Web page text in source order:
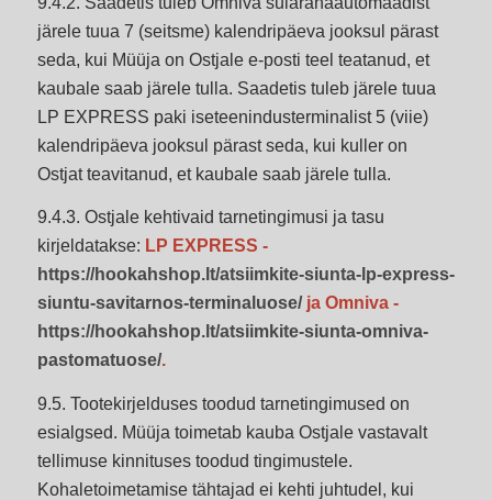
järele tuua 7 (seitsme) kalendripäeva jooksul pärast
seda, kui Müüja on Ostjale e-posti teel teatanud, et
kaubale saab järele tulla. Saadetis tuleb järele tuua
LP EXPRESS paki iseteenindusterminalist 5 (viie)
kalendripäeva jooksul pärast seda, kui kuller on
Ostjat teavitanud, et kaubale saab järele tulla.
9.4.3. Ostjale kehtivaid tarnetingimusi ja tasu
kirjeldatakse: LP EXPRESS -
https://hookahshop.lt/atsiimkite-siunta-lp-express-
siuntu-savitarnos-terminaluose/ja Omniva -
https://hookahshop.lt/atsiimkite-siunta-omniva-
pastomatuose/.
9.5. Tootekirjelduses toodud tarnetingimused on
esialgsed. Müüja toimetab kauba Ostjale vastavalt
tellimuse kinnituses toodud tingimustele.
Kohaletoimetamise tähtajad ei kehti juhtudel, kui